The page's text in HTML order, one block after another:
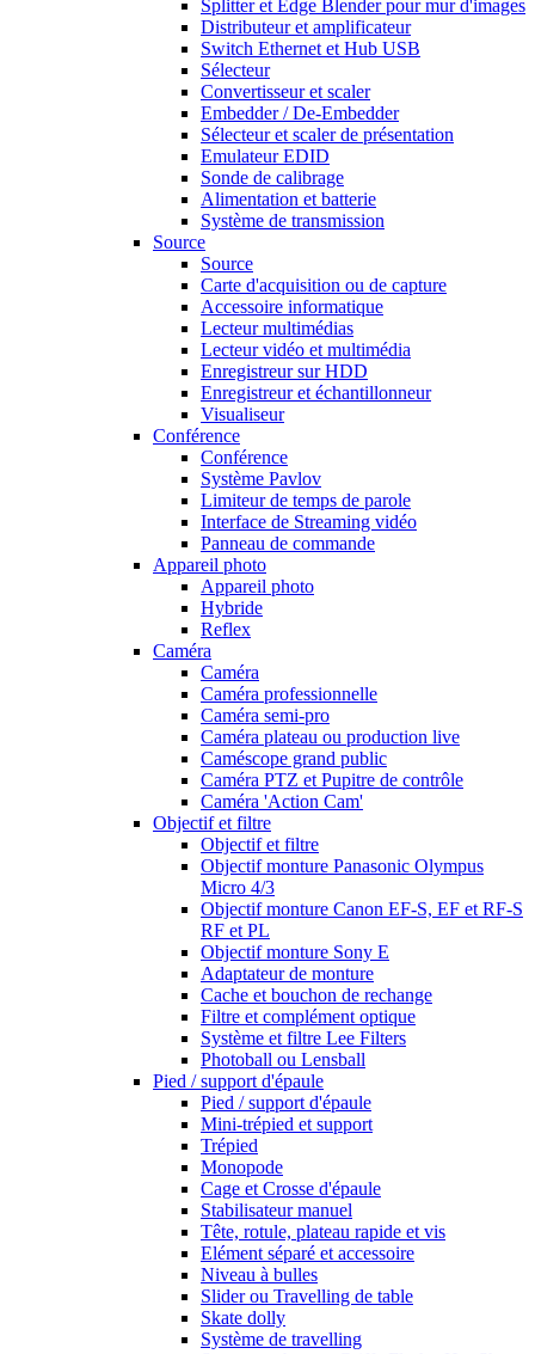
Splitter et Edge Blender pour mur d'images
Distributeur et amplificateur
Switch Ethernet et Hub USB
Sélecteur
Convertisseur et scaler
Embedder / De-Embedder
Sélecteur et scaler de présentation
Emulateur EDID
Sonde de calibrage
Alimentation et batterie
Système de transmission
Source
Source
Carte d'acquisition ou de capture
Accessoire informatique
Lecteur multimédias
Lecteur vidéo et multimédia
Enregistreur sur HDD
Enregistreur et échantillonneur
Visualiseur
Conférence
Conférence
Système Pavlov
Limiteur de temps de parole
Interface de Streaming vidéo
Panneau de commande
Appareil photo
Appareil photo
Hybride
Reflex
Caméra
Caméra
Caméra professionnelle
Caméra semi-pro
Caméra plateau ou production live
Caméscope grand public
Caméra PTZ et Pupitre de contrôle
Caméra 'Action Cam'
Objectif et filtre
Objectif et filtre
Objectif monture Panasonic Olympus
Micro 4/3
Objectif monture Canon EF-S, EF et RF-S
RF et PL
Objectif monture Sony E
Adaptateur de monture
Cache et bouchon de rechange
Filtre et complément optique
Système et filtre Lee Filters
Photoball ou Lensball
Pied / support d'épaule
Pied / support d'épaule
Mini-trépied et support
Trépied
Monopode
Cage et Crosse d'épaule
Stabilisateur manuel
Tête, rotule, plateau rapide et vis
Elément séparé et accessoire
Niveau à bulles
Slider ou Travelling de table
Skate dolly
Système de travelling